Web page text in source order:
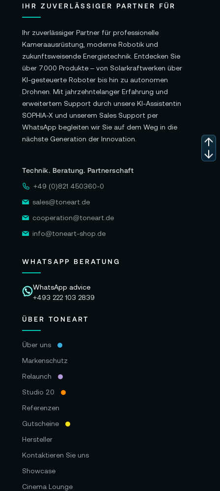
IHR ZUVERLÄSSIGER PARTNER FÜR
Ihr zuverlässiger Partner für professionelle
Kameraausrüstung, moderne Robotik und
zukunftsweisende Energietechnik. Entdecken Sie
über 7.000 Produkte – von Solarkraftwerken über
KI-gesteuerte Roboter bis hin zu autonomen
Drohnen. Mit jahrzehntelanger Erfahrung und
erweitertem Support durch unsere KI-Assistentin
SOPHIA-X und unserem Sales Support per
WhatsApp begleiten wir Sie auf dem Weg in die
nächste Generation der Innovation.
Technik. Beratung. Partnerschaft
+49 (0)821 450360-0
sales@toneart.de
cooperation@toneart.de
info@toneart-shop.de
WHATSAPP BERATUNG
WhatsApp advice
+493 222 103 2839
ÜBER TONEART
Über uns
Markenschutz
Relaunch
Studio 2.0
Referenzen
Gutscheine
Hersteller
Kontaktieren Sie uns
Showcase
Cinema Lounge